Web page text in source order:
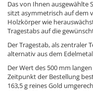
Das von Ihnen
sitzt asymmetrisch auf dem
Holzkörper wie
Tragestabs auf die
Der Tragestab, als zentraler
alternativ aus dem
Der Wert des 500 mm
Zeitpunkt der Bestellung
163,5 g reines Gold